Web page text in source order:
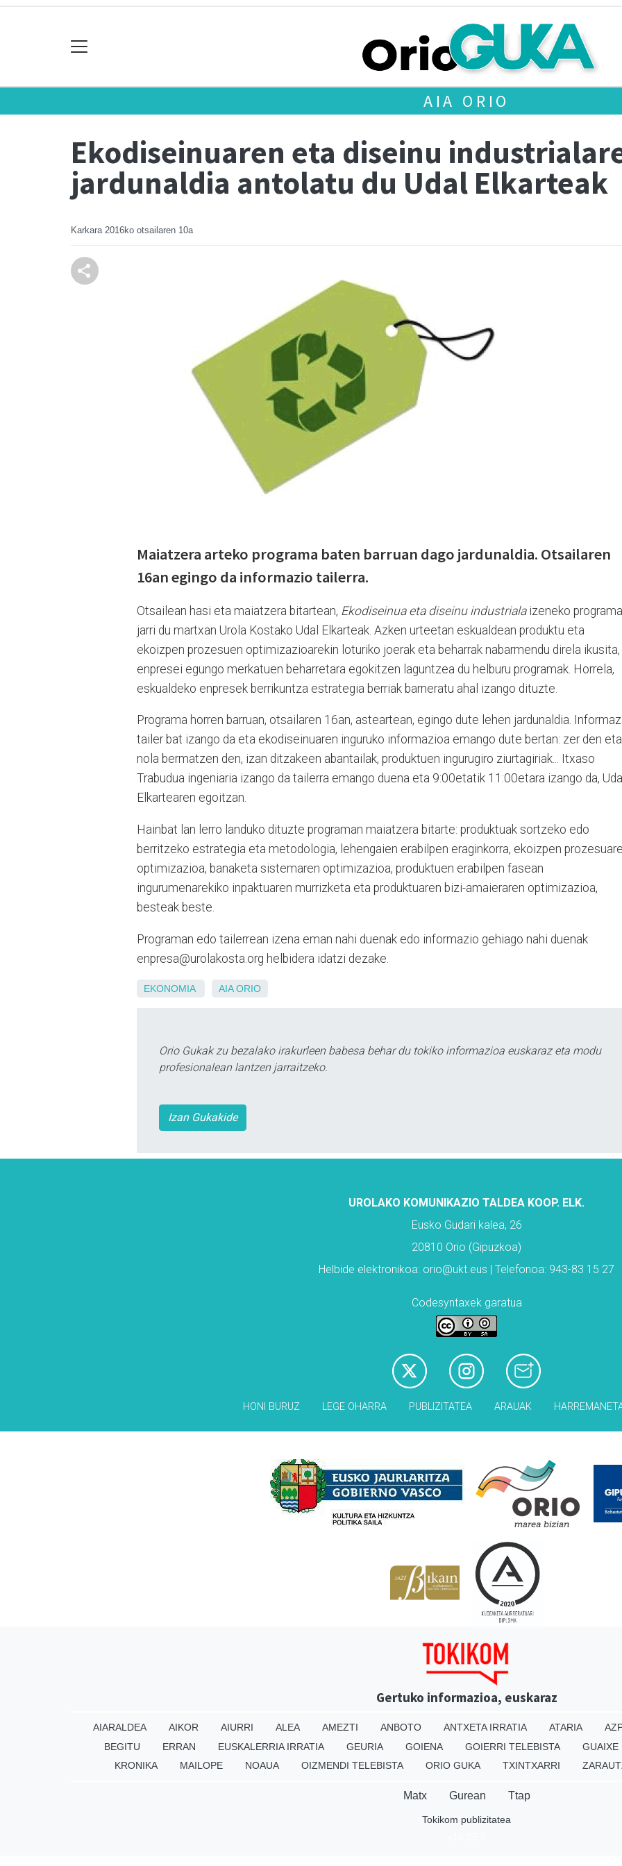
AIA ORIO
Ekodiseinuaren eta diseinu
jardunaldia antolatu du Udal Elkarteak
Karkara 2016ko otsailaren 10a
Maiatzera arteko programa baten barruan dago jardunaldia. Otsailaren
16an egingo da informazio tailerra.
Otsailean hasi eta maiatzera bitartean, Ekodiseinua eta diseinu industrialaizeneko programa
jarri du martxan Urola Kostako Udal Elkarteak. Azken urteetan eskualdean produktu eta
ekoizpen prozesuen optimizazioarekin loturiko joerak eta beharrak nabarmendu direla ikusita,
enpresei egungo merkatuen beharretara egokitzen laguntzea du helburu programak. Horrela,
eskualdeko enpresek berrikuntza estrategia berriak barneratu ahal izango dituzte.
Programa horren barruan, otsailaren 16an, asteartean, egingo dute lehen jardunaldia.
tailer bat izango da eta ekodiseinuaren inguruko informazioa emango dute bertan: zer den eta
nola bermatzen den, izan ditzakeen abantailak, produktuen ingurugiro ziurtagiriak... Itxaso
Trabudua ingeniaria izango da tailerra emango duena eta 9:00etatik 11:00etara izango da, Udal
Elkartearen egoitzan.
Hainbat lan lerro landuko dituzte programan maiatzera bitarte: produktuak sortzeko edo
berritzeko estrategia eta metodologia, lehengaien erabilpen eraginkorra, ekoizpen
optimizazioa, banaketa sistemaren optimizazioa, produktuen erabilpen fasean
ingurumenarekiko inpaktuaren murrizketa eta produktuaren bizi-amaieraren optimizazioa,
besteak beste.
Programan edo tailerrean izena eman nahi duenak edo informazio gehiago nahi duenak
enpresa@urolakosta.org helbidera idatzi dezake.
EKONOMIA AIA ORIO
Orio Gukak zu bezalako irakurleen babesa behar du tokiko informazioa euskaraz eta modu
profesionalean lantzen jarraitzeko.
Izan Gukakide
UROLAKO KOMUNIKAZIO TALDEA KOOP. ELK.
Eusko Gudari kalea, 26
20810 Orio (Gipuzkoa)
Helbide elektronikoa: orio@ukt.eus | Telefonoa: 943-83 15 27
Codesyntaxek garatua
HONI BURUZ LEGE OHARRA PUBLIZITATEA ARAUAK
Gertuko informazioa, euskaraz
AIARALDEA AIKOR AIURRI ALEA AMEZTI ANBOTO ANTXETA IRRATIA ATARIA
BEGITU
ERRAN EUSKALERRIA IRRATIA GEURIA GOIENA GOIERRI TELEBISTA GUAIXE
KRONIKA
MAILOPE NOAUA OIZMENDI TELEBISTA ORIO GUKA TXINTXARRI
Matx Gurean Ttap
Tokikom publizitatea